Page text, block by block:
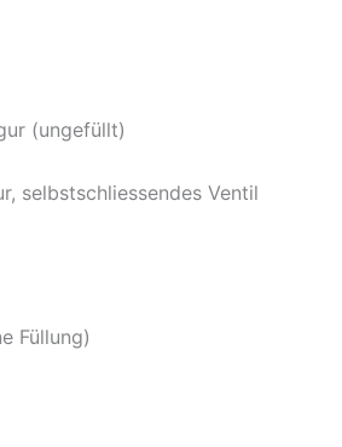
(ungefüllt)
selbstschliessendes Ventil
Füllung)